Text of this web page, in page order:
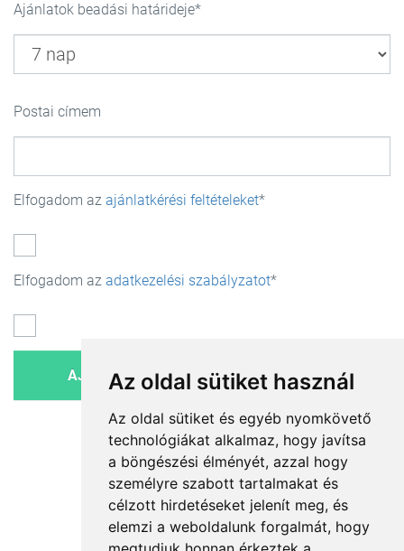
Az oldal sütiket használ
Az oldal sütiket és egyéb nyomkövető
technológiákat alkalmaz, hogy javítsa
a böngészési élményét, azzal hogy
személyre szabott tartalmakat és
célzott hirdetéseket jelenít meg, és
elemzi a weboldalunk forgalmát, hogy
Ajánlatok beadási határideje
Postai címem
Elfogadom az ajánlatkérési feltételeket
Elfogadom az adatkezelési szabályzatot